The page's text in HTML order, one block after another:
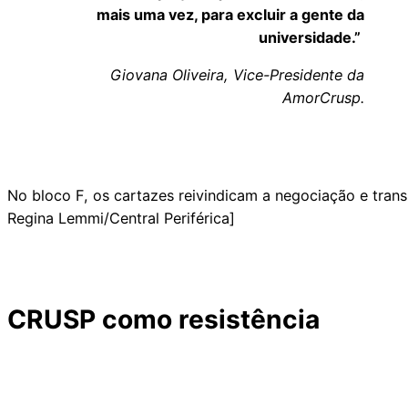
mais uma vez, para excluir a gente da
universidade.”
Giovana Oliveira, Vice-Presidente da
AmorCrusp.
No bloco F, os cartazes reivindicam a negociação e
Regina Lemmi/Central Periférica]
CRUSP como resistência